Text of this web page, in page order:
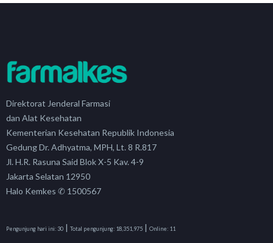
Direktorat Jenderal Farmasi
dan Alat Kesehatan
Kementerian Kesehatan Republik Indonesia
Gedung Dr. Adhyatma, MPH, Lt. 8 R.817
Jl. H.R. Rasuna Said Blok X-5 Kav. 4-9
Jakarta Selatan 12950
Halo Kemkes ✆ 1500567
Pengunjung hari ini: 30 | Total pengunjung: 18,351,975 | Online: 11